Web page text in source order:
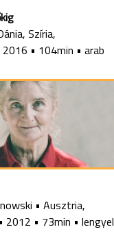
Szíria,
2016 • 104min • arab
• Ausztria,
• 2012 • 73min • lengyel